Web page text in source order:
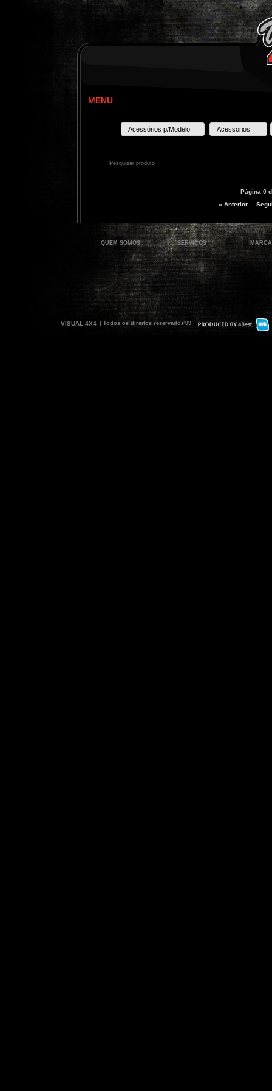
MENU
Acessórios p/Modelo Acessorios
Página 0
« Anterior
QUEM SOMOS SERVIÇOS
VISUAL 4X4 | Todos os direitos reservados'09